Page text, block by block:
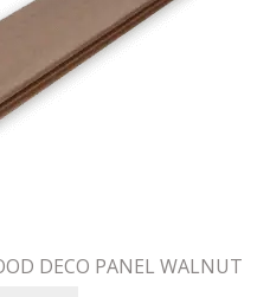
DECO PANEL WALNUT